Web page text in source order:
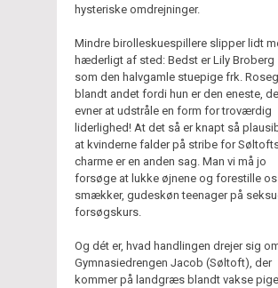
hysteriske omdrejninger.
Mindre birolleskuespillere slipper lidt
hæderligt af sted: Bedst er Lily Broberg
som den halvgamle stuepige frk.
blandt andet fordi hun er den eneste,
evner at udstråle en form for troværdig
liderlighed! At det så er knapt så
at kvinderne falder på stribe for
charme er en anden sag. Man vi må jo
forsøge at lukke øjnene og forestille os
smækker, gudeskøn teenager på
forsøgskurs.
Og dét er, hvad handlingen drejer sig
Gymnasiedrengen Jacob (Søltoft), der
kommer på landgræs blandt vakse